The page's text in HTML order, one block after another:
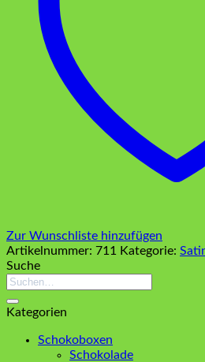
Zur Wunschliste hinzufügen
Artikelnummer: 711 Kategorie:
Suche
Suchen
Kategorien
Schokoboxen
Schokolade